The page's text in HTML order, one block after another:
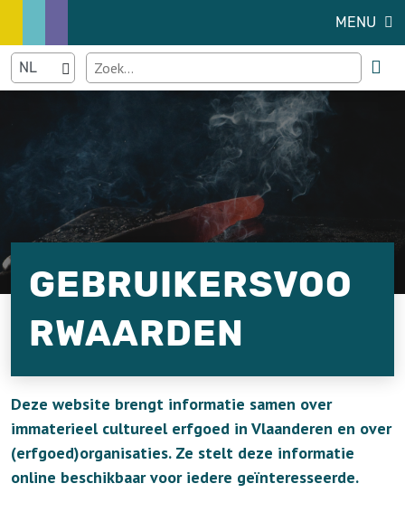
MENU
GEBRUIKERSVOO
RWAARDEN
Deze website brengt informatie samen over
immaterieel cultureel erfgoed in Vlaanderen en over
(erfgoed)organisaties. Ze stelt deze informatie
online beschikbaar voor iedere geïnteresseerde.